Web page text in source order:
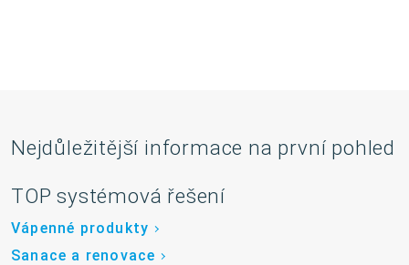
Nejdůležitější informace na první pohled
TOP systémová řešení
Vápenné produkty
Sanace a renovace